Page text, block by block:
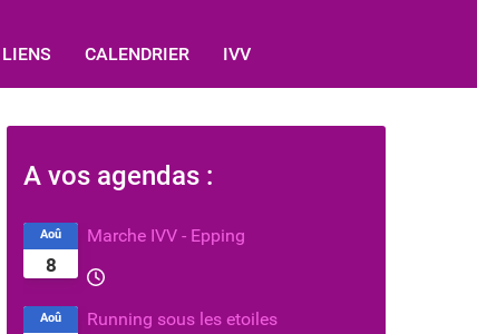
LIENS CALENDRIER IVV
A vos agendas :
8
Aoû Marche IVV - Epping
Aoû Running sous les etoiles